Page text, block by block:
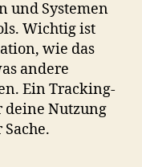
und Systemen
Wichtig ist
wie das
andere
Ein Tracking-
deine Nutzung